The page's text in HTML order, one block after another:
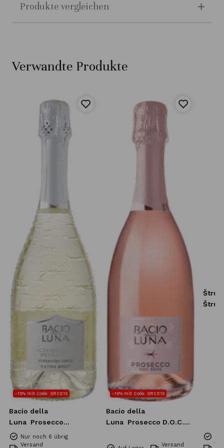
Produkte vergleichen
Verwandte Produkte
-15% mit Code: SRCE15
Bacio della
Luna Prosecco
Superiore DOCG Extra
Brut 0,75l
Nur noch 6 übrig
Versand
-15% mit Code: SRCE15
Bacio della
Luna Prosecco D.O.C.
Versand